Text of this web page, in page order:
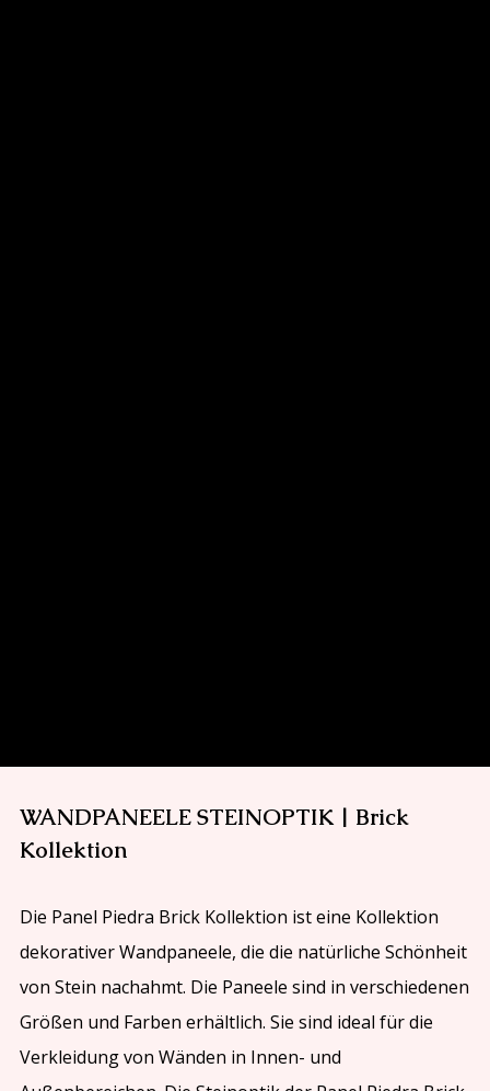
WANDPANEELE STEINOPTIK | Brick
Kollektion
Die Panel Piedra Brick Kollektion ist eine Kollektion
dekorativer Wandpaneele, die die natürliche Schönheit
von Stein nachahmt. Die Paneele sind in verschiedenen
Größen und Farben erhältlich. Sie sind ideal für die
Verkleidung von Wänden in Innen- und